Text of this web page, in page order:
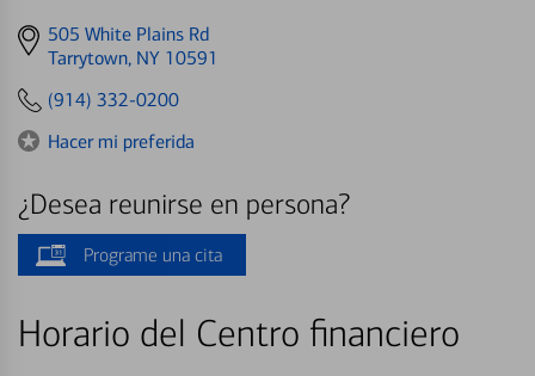
Get
directions
505 White Plains Rd
Tarrytown, NY 10591
(914) 332-0200
Hacer mi preferida
¿Desea reunirse en persona?
Programe una cita
Horario del Centro financiero